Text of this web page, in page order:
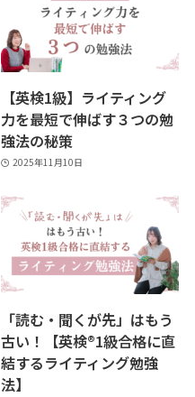
【英検1級】ライティング
力を最短で伸ばす３つの勉
強法の秘策
2025年11月10日
「読む・聞くが先」はもう
古い！【英検®︎1級合格に直
結するライティング勉強
法】